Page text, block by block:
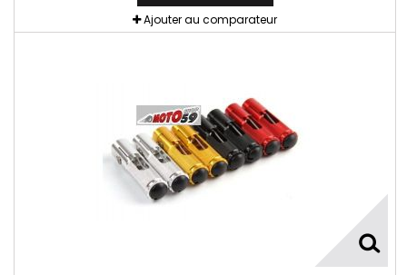
Ajouter au comparateur